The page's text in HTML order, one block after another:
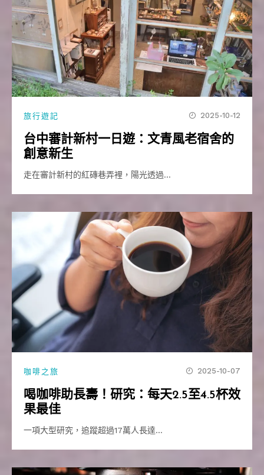
旅行遊記 2025-10-12
台中審計新村一日遊：文青風老宿舍的
創意新生
走在審計新村的紅磚巷弄裡，陽光透過…
咖啡之旅 2025-10-07
喝咖啡助長壽！研究：每天2.5至4.5杯效
果最佳
一項大型研究，追蹤超過17萬人長達…